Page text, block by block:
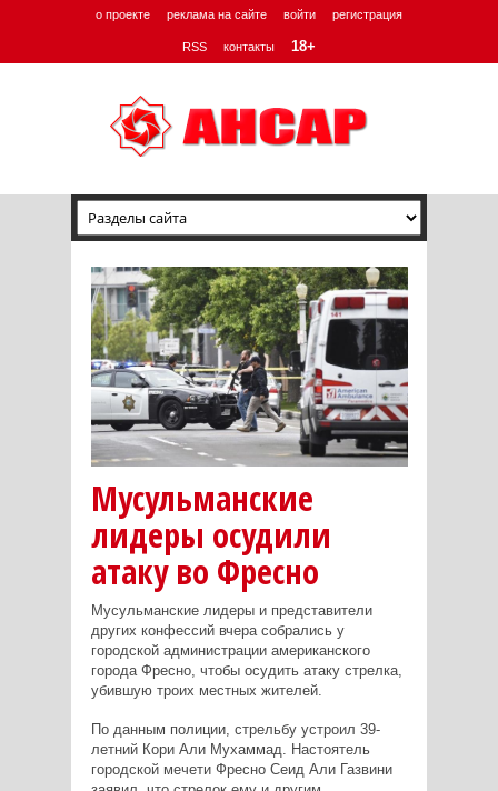
о проекте реклама на сайте войти регистрация
RSS контакты 18+
Мусульманские
лидеры осудили
атаку во Фресно
Мусульманские лидеры и представители
других конфессий вчера собрались у
городской администрации американского
города Фресно, чтобы осудить атаку стрелка,
убившую троих местных жителей.
По данным полиции, стрельбу устроил 39-
летний Кори Али Мухаммад. Настоятель
городской мечети Фресно Сеид Али Газвини